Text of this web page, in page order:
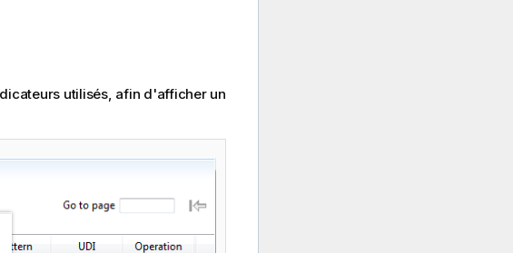
utilisés, afin d'afficher un